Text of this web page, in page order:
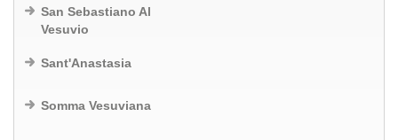
San Sebastiano Al
Vesuvio
Sant'Anastasia
Somma Vesuviana